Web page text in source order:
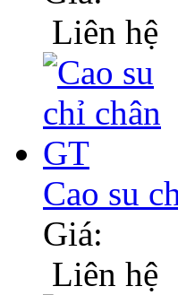
Liên hệ
Cao su
Giá:
Liên hệ